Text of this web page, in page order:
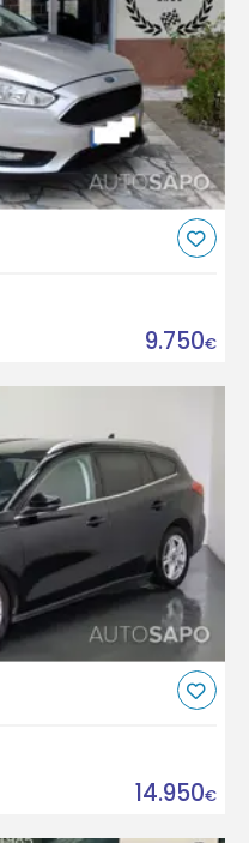
9.750€
14.950€